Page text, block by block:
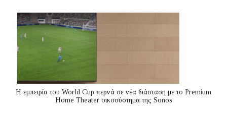
Η εμπειρία του World Cup περνά σε νέα διάσταση με το Premium
Home Theater οικοσύστημα της Sonos